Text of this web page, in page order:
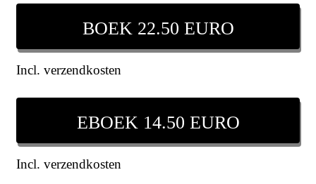
BOEK 22.50 EURO
Incl. verzendkosten
EBOEK 14.50 EURO
Incl. verzendkosten